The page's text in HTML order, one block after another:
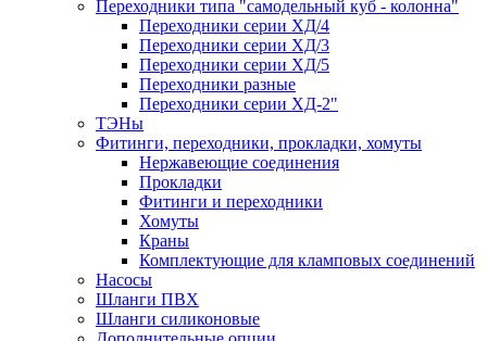
Переходники типа "самодельный куб - колонна"
Переходники серии ХД/4
Переходники серии ХД/3
Переходники серии ХД/5
Переходники разные
Переходники серии ХД-2"
ТЭНы
Фитинги, переходники, прокладки, хомуты
Нержавеющие соединения
Прокладки
Фитинги и переходники
Хомуты
Краны
Комплектующие для кламповых соединений
Насосы
Шланги ПВХ
Шланги силиконовые